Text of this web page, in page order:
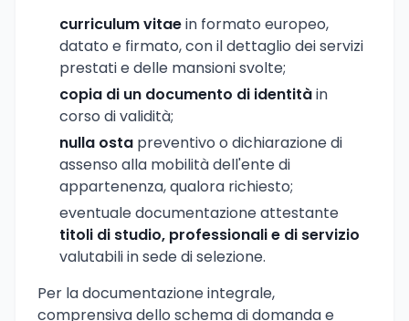
curriculum vitaein formato europeo,
datato e firmato, con il dettaglio dei servizi
prestati e delle mansioni svolte;
copia di un documento di identitàin
corso di validità;
nulla osta preventivo o dichiarazione di
assenso alla mobilità dell'ente di
appartenenza, qualora richiesto;
eventuale documentazione attestante
titoli di studio, professionali e di servizio
valutabili in sede di selezione.
Per la documentazione integrale,
comprensiva dello schema di domanda e